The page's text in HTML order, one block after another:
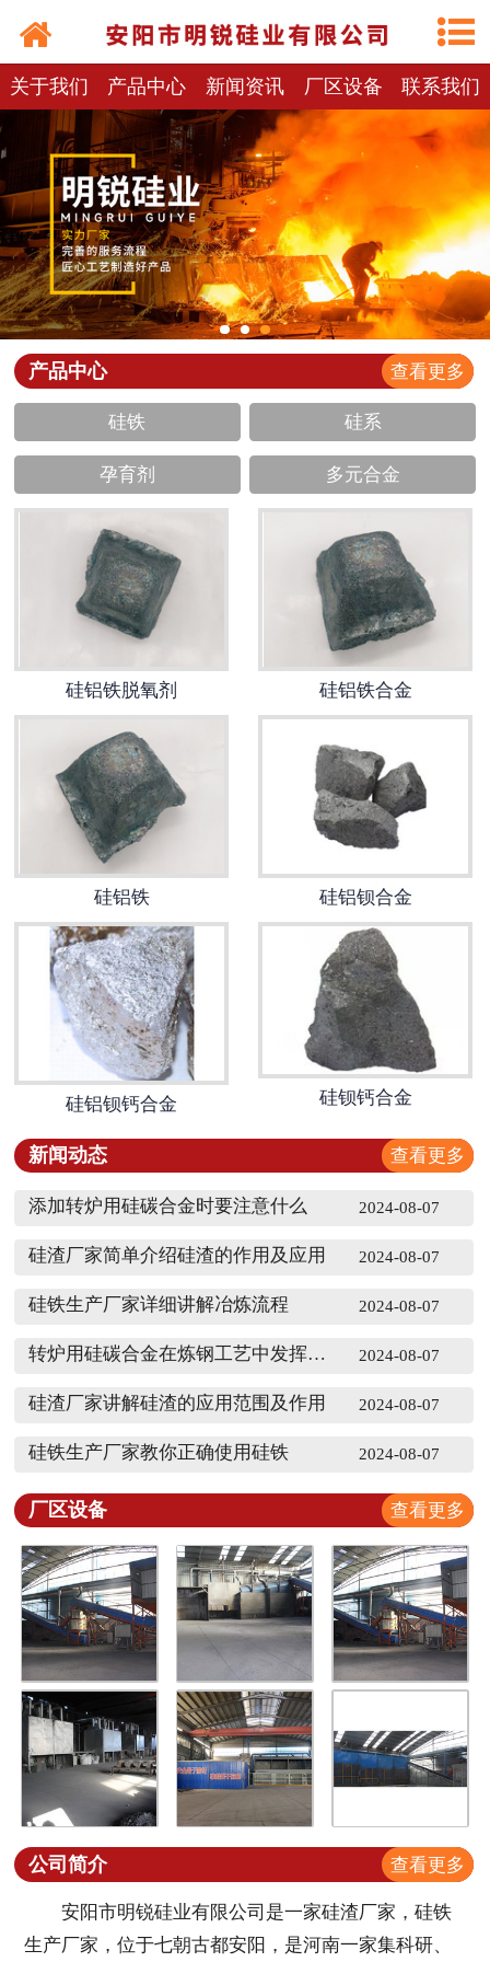
关于我们 产品中心 新闻资讯 厂区设备 联系我们
产品中心 查看更多
硅铁 硅系
孕育剂 多元合金
硅铝铁脱氧剂 硅铝铁合金
硅铝铁 硅铝钡合金
硅铝钡钙合金 硅钡钙合金
新闻动态 查看更多
2024-08-07
添加转炉用硅碳合金时要注意什么
2024-08-07
硅渣厂家简单介绍硅渣的作用及应用
2024-08-07
硅铁生产厂家详细讲解冶炼流程
2024-08-07
转炉用硅碳合金在炼钢工艺中发挥的作用
2024-08-07
硅渣厂家讲解硅渣的应用范围及作用
2024-08-07
硅铁生产厂家教你正确使用硅铁
厂区设备 查看更多
公司简介 查看更多
安阳市明锐硅业有限公司是一家硅渣厂家，硅铁
生产厂家，位于七朝古都安阳，是河南一家集科研、